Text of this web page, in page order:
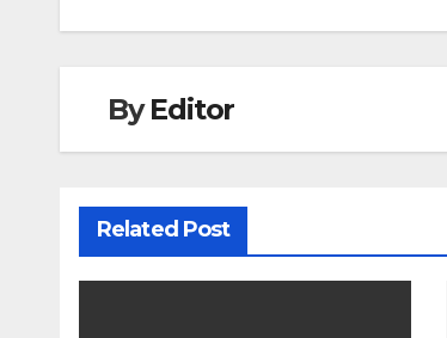
ByEditor
Related Post